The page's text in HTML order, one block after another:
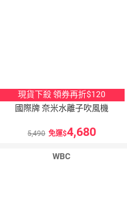
現貨下殺 領券再折$120
國際牌 奈米水離子吹風機
5,490 免運 4,680
WBC